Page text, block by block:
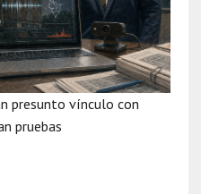
presunto vínculo con
pruebas